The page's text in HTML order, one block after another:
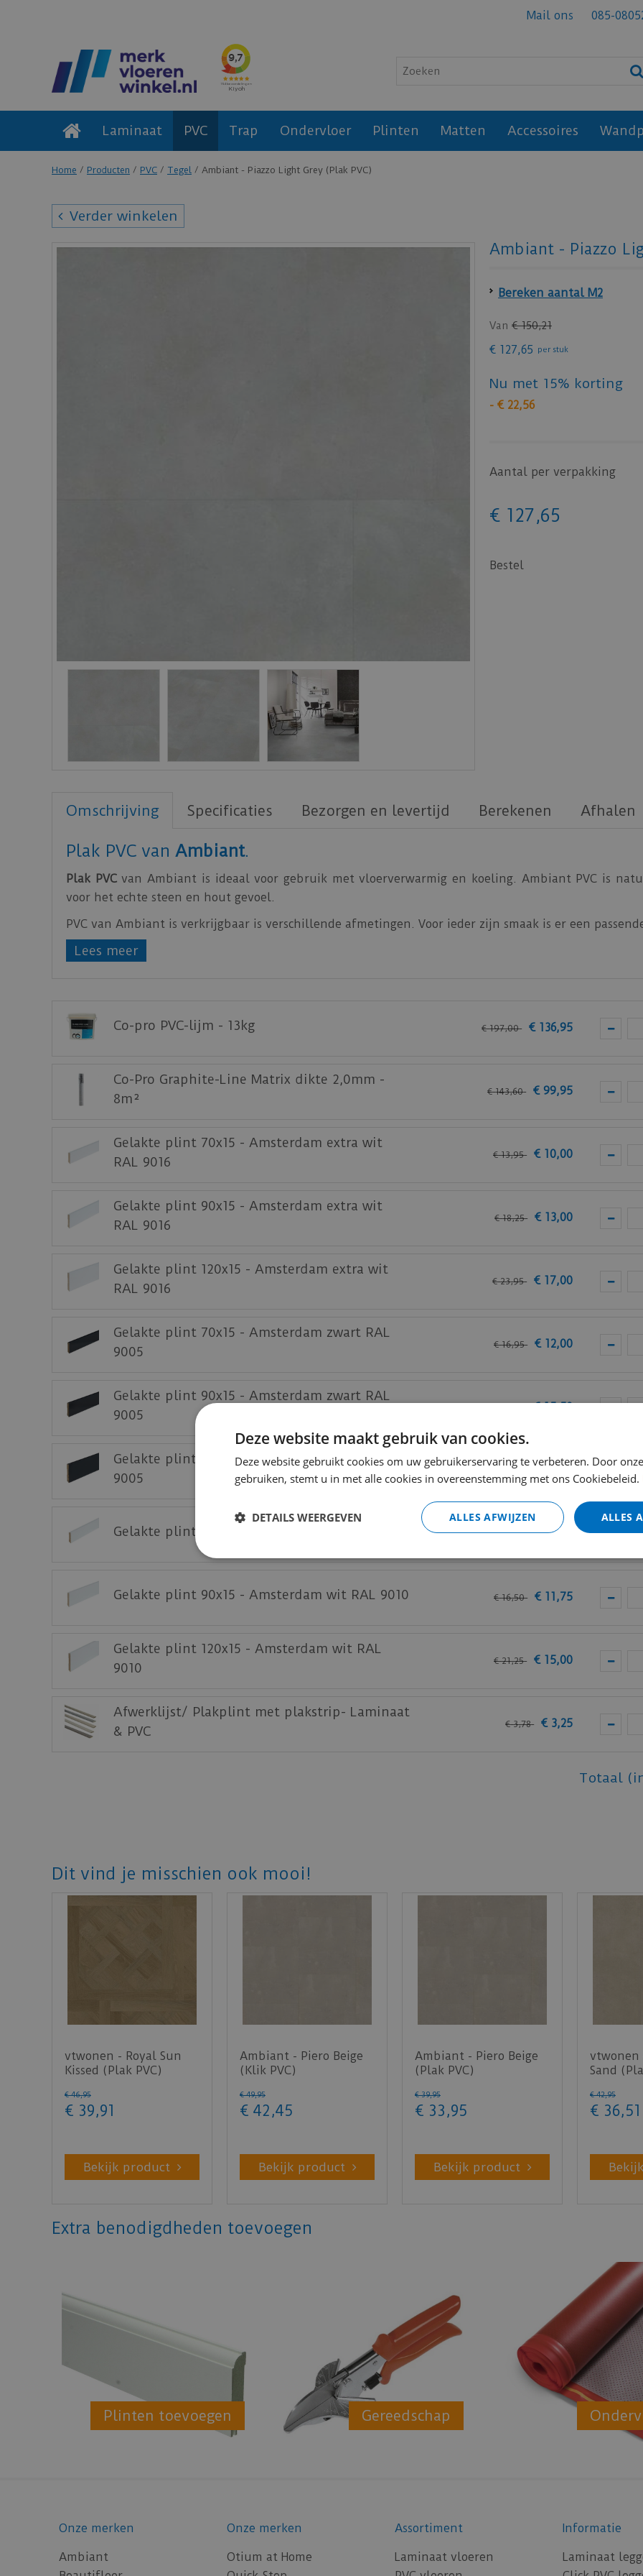
Home Producten PVC Tegel Ambiant - Piazzo Light Grey (Plak PVC)
Mail ons 085-
Laminaat PVC Trap Ondervloer Plinten Matten Accessoires
Verder winkelen
Ambiant - Piazzo
Bereken aantal M2
Van € 150,21
€ 127,65 per stuk
Nu met 15% korting
- € 22,56
Aantal per verpakking
€ 127,65
Bestel
Omschrijving Specificaties Bezorgen en levertijd Berekenen Afhalen
Plak PVC van Ambiant.
Plak PVCvan Ambiant is ideaal voor gebruik met vloerverwarmig en koeling. Ambiant PVC is
voor het echte steen en hout gevoel.
PVC van Ambiant is verkrijgbaar is verschillende afmetingen. Voor ieder zijn smaak is er een
Zorg voor een egale ondervloer, hierdoor zal de vloer feilloos te plakken zijn.
Downloadhierde acclimatiseer instructie.
Staal aanvragen
Lees meer
Co-pro PVC-lijm - 13kg € 197,00 € 136,95
Co-Pro Graphite-Line Matrix dikte 2,0mm -
8m²
€ 143,60 € 99,95
Gelakte plint 70x15 - Amsterdam extra wit
RAL 9016
€ 13,95 € 10,00
Gelakte plint 90x15 - Amsterdam extra wit
RAL 9016
€ 18,25 € 13,00
Gelakte plint 120x15 - Amsterdam extra wit
RAL 9016
€ 23,95 € 17,00
Gelakte plint 70x15 - Amsterdam zwart RAL
9005
€ 16,95 € 12,00
Gelakte plint 90x15 - Amsterdam zwart RAL
9005
€ 15,50
Gelakte plint 120x15 - Amsterdam zwart RAL
9005
,50 € 19,50
Gelakte plint 70x15 - Amsterdam wit RAL 9010 € 13,25 € 9,
Gelakte plint 90x15 - Amsterdam wit RAL 9010 € 16,50 € 11,75
Gelakte plint 120x15 - Amsterdam wit RAL
9010
€ 21,25 € 15,00
Afwerklijst/ Plakplint met plakstrip- Laminaat
& PVC
€ 3,78 € 3,25
Totaal
Dit vind je misschien ook mooi!
vtwonen - Royal Sun
Kissed (Plak PVC)
€ 46,95
€ 39,91
Bekijk product
Ambiant - Piero Beige
(Klik PVC)
€ 49,95
€ 42 ,45
Bekijk product
Ambiant - Piero Beige
(Plak PVC)
€ 39,95
€ 33 ,95
Bekijk product
vtwonen
Sand
€ 42,95
€ 36,51
Extra benodigdheden toevoegen
Plinten toevoegen Gereedschap
Onze merken
Ambiant
Onze merken
Otium at Home
Assortiment
Laminaat vloeren
Informatie
Laminaat
Deze website maakt gebruik van cookies.
Deze website gebruikt cookies om uw gebruikerservaring te verbeteren. Door
gebruiken, stemt u in met alle cookies in overeenstemming met ons Cookiebeleid.
ALLES
ALLES AFWIJZEN
DETAILS WEERGEVEN